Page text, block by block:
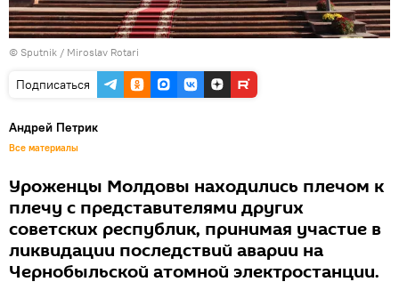
© Sputnik / Miroslav Rotari
Подписаться
Андрей Петрик
Все материалы
Уроженцы Молдовы находились плечом к
плечу с представителями других
советских республик, принимая участие в
ликвидации последствий аварии на
Чернобыльской атомной электростанции.